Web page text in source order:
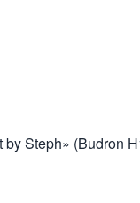
Steph» (Budron